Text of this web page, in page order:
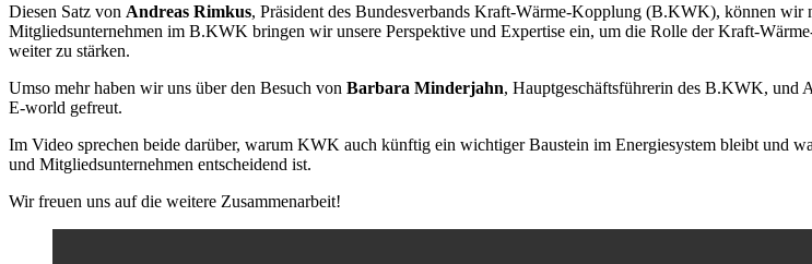
Diesen Satz von Andreas Rimkus, Präsident des Bundesverbands Kraft-Wärme-Kopplung (B.KWK), können wir
Mitgliedsunternehmen im B.KWK bringen wir unsere Perspektive und Expertise ein, um die Rolle der Kraft-
weiter zu stärken.
Umso mehr haben wir uns über den Besuch von Barbara Minderjahn, Hauptgeschäftsführerin des B.KWK, und
E-world gefreut.
Im Video sprechen beide darüber, warum KWK auch künftig ein wichtiger Baustein im Energiesystem bleibt und
und Mitgliedsunternehmen entscheidend ist.
Wir freuen uns auf die weitere Zusammenarbeit!